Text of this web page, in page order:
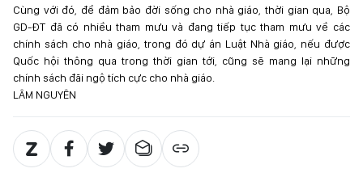
Cùng với đó, để đảm bảo đời sống cho nhà giáo, thời gian qua, Bộ
GD-ĐT đã có nhiều tham mưu và đang tiếp tục tham mưu về các
chính sách cho nhà giáo, trong đó dự án Luật Nhà giáo, nếu được
Quốc hội thông qua trong thời gian tới, cũng sẽ mang lại những
chính sách đãi ngộ tích cực cho nhà giáo.
LÂM NGUYÊN